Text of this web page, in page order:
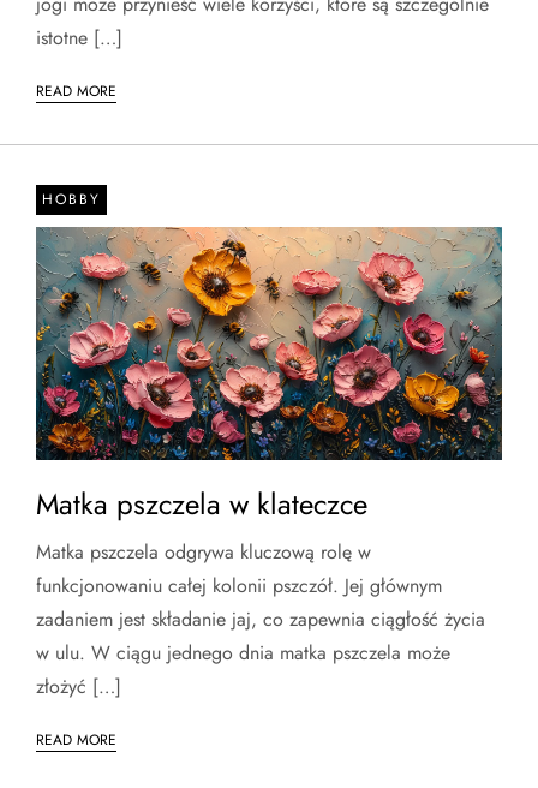
istotne […]
READ MORE
HOBBY
Matka pszczela w klateczce
Matka pszczela odgrywa kluczową rolę w
funkcjonowaniu całej kolonii pszczół. Jej głównym
zadaniem jest składanie jaj, co zapewnia ciągłość życia
w ulu. W ciągu jednego dnia matka pszczela może
złożyć […]
READ MORE